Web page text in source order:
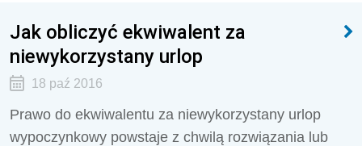
Jak obliczyć ekwiwalent za
niewykorzystany urlop
18 paź 2016
Prawo do ekwiwalentu za niewykorzystany urlop
wypoczynkowy powstaje z chwilą rozwiązania lub